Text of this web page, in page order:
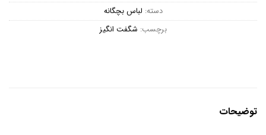
دسته: لباس بچگانه
برچسب: شگفت انگیز
توضیحات